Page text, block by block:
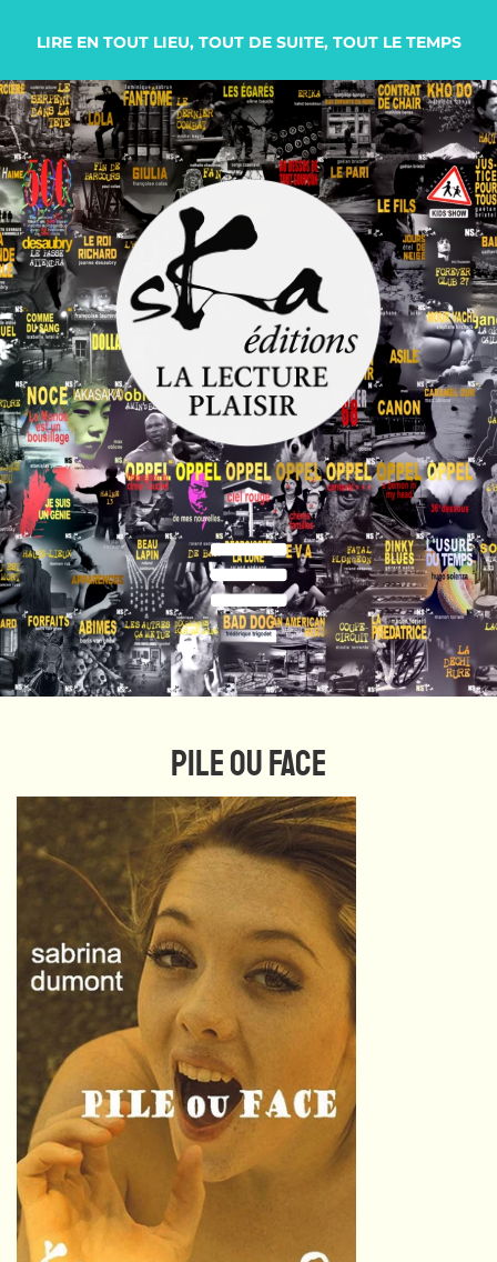
LIRE EN TOUT LIEU, TOUT DE SUITE, TOUT LE TEMPS
PILE OU FACE